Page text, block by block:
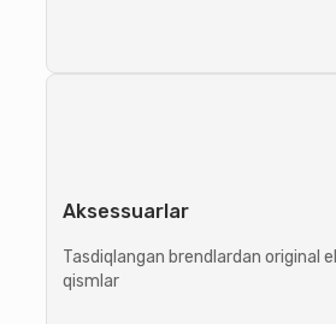
Aksessuarlar
Tasdiqlangan brendlardan original
qismlar